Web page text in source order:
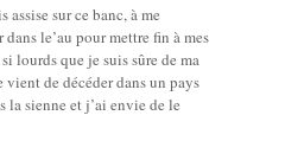
sur ce banc, à me
le’au pour mettre fin à mes
lourds que je suis sûre de ma
de décéder dans un pays
la sienne et j’ai envie de le